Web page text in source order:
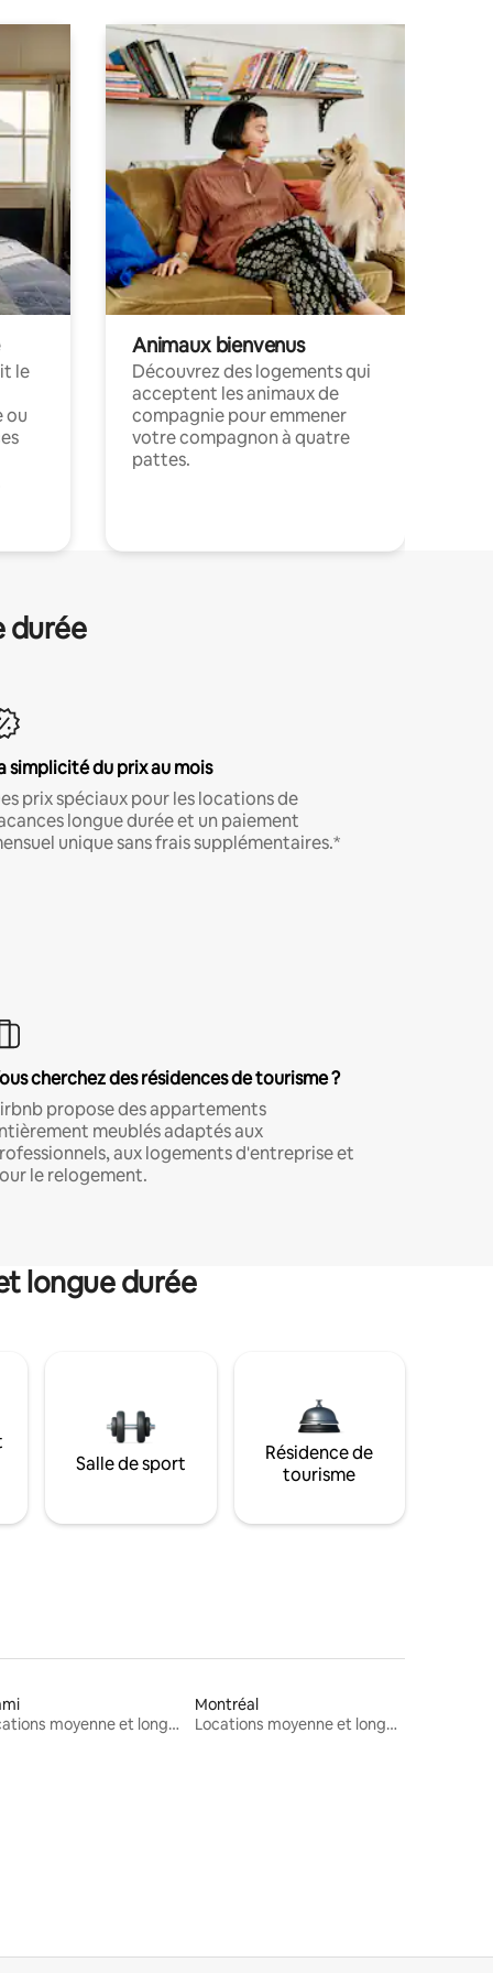
le
ou
Animaux bienvenus
Découvrez des logements qui
acceptent les animaux de
compagnie pour emmener
votre compagnon à quatre
pattes.
durée
simplicité du prix au mois
prix spéciaux pour les locations de
longue durée et un paiement
unique sans frais supplémentaires.*
cherchez des résidences de tourisme ?
propose des appartements
meublés adaptés aux
aux logements d'entreprise et
le relogement.
longue durée
Salle de sport
Résidence de
tourisme
Locations moyenne et longue durée
Montréal
Locations moyenne et longue durée